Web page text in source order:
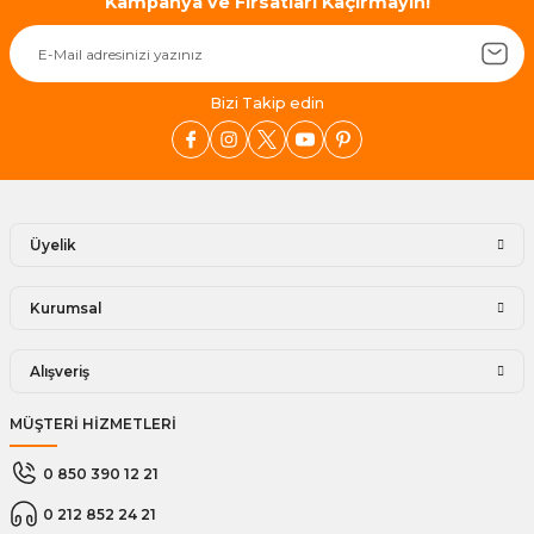
Bizi Takip edin
Üyelik
Kurumsal
Alışveriş
MÜŞTERİ HİZMETLERİ
0 850 390 12 21
0 212 852 24 21